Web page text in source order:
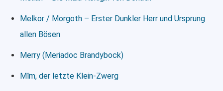
Melkor / Morgoth – Erster Dunkler Herr und Ursprung
allen Bösen
Merry (Meriadoc Brandybock)
Mîm, der letzte Klein-Zwerg